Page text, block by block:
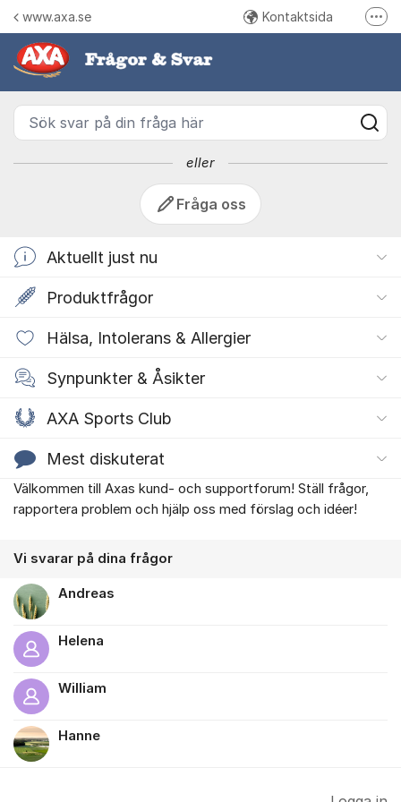
Hoppa till innehåll
Axa Sverige - Lantmännen
www.axa.se Kontaktsida
Ring oss
Sök svar på din fråga här
eller
Fråga oss
Aktuellt just nu
Produktfrågor
Hälsa, Intolerans & Allergier
Synpunkter & Åsikter
AXA Sports Club
Mest diskuterat
Om forumet
Välkommen till Axas kund- och supportforum! Ställ frågor,
rapportera problem och hjälp oss med förslag och idéer!
Vi svarar på dina frågor
Andreas
Helena
William
Hanne